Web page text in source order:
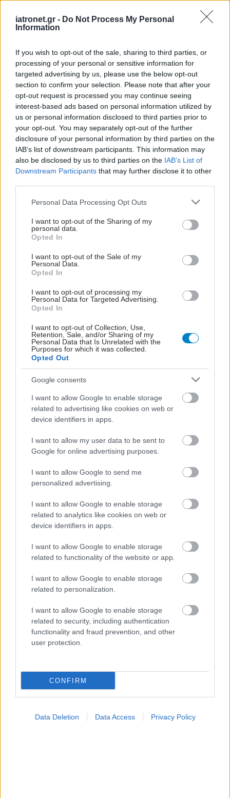
iatronet.gr - Do Not Process My Personal
Information
If you wish to opt-out of the sale, sharing to third parties, or
processing of your personal or sensitive information for
targeted advertising by us, please use the below opt-out
section to confirm your selection. Please note that after your
opt-out request is processed you may continue seeing
interest-based ads based on personal information utilized by
us or personal information disclosed to third parties prior to
your opt-out. You may separately opt-out of the further
disclosure of your personal information by third parties on the
IAB’s list of downstream participants. This information may
also be disclosed by us to third parties on the IAB’s List of
Downstream Participants that may further disclose it to other
Please note that this website/app uses one or more Google
not limited to your visit or usage behaviour. You may click to
grant or deny consent to Google and its third-party tags to
use your data for below specified purposes in below Google
consent section.
Personal Data Processing Opt Outs
I want to opt-out of the Sharing of my
personal data.
Opted In
I want to opt-out of the Sale of my
Personal Data.
Opted In
I want to opt-out of processing my
Personal Data for Targeted Advertising.
Opted In
I want to opt-out of Collection, Use,
Retention, Sale, and/or Sharing of my
Personal Data that Is Unrelated with the
Purposes for which it was collected.
Opted Out
Google consents
I want to allow Google to enable storage
related to advertising like cookies on web or
device identifiers in apps.
I want to allow my user data to be sent to
Google for online advertising purposes.
I want to allow Google to send me
personalized advertising.
I want to allow Google to enable storage
related to analytics like cookies on web or
device identifiers in apps.
I want to allow Google to enable storage
related to functionality of the website or app.
I want to allow Google to enable storage
related to personalization.
I want to allow Google to enable storage
related to security, including authentication
functionality and fraud prevention, and other
user protection.
CONFIRM
Data Deletion Data Access Privacy Policy
Loading...
Προσθήκη Σχολίου